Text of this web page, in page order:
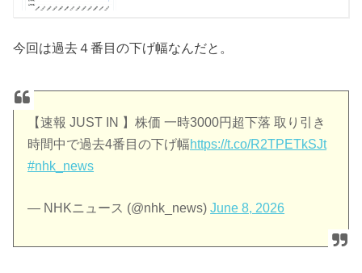
今回は過去４番目の下げ幅なんだと。
【速報 JUST IN 】株価 一時3000円超下落 取り引き
時間中で過去4番目の下げ幅https://t.co/R2TPETkSJt
#nhk_news
— NHKニュース (@nhk_news)June 8, 2026